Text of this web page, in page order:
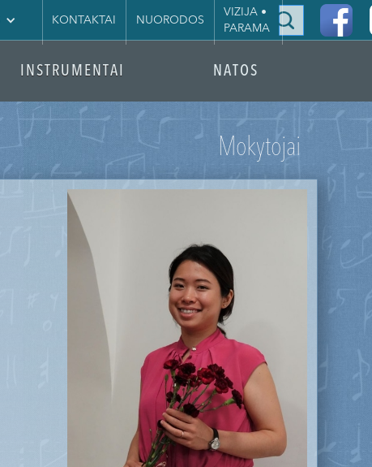
KONTAKTAI NUORODOS
VIZIJA •
PARAMA
|
INSTRUMENTAI NATOS
Mokytojai